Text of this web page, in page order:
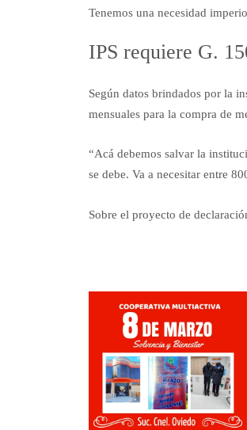
Tenemos una necesidad
IPS requiere G.
Según datos brindados por la
mensuales para la compra de
“Acá debemos salvar la
se debe. Va a necesitar entre
Sobre el proyecto de